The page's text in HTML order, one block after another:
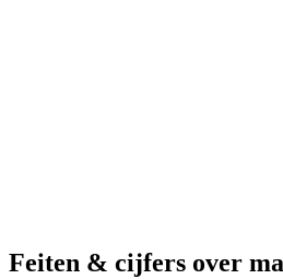
Feiten & cijfers over